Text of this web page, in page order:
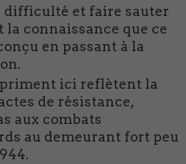
difficulté et faire sauter
connaissance que ce
en passant à la
ici reflètent la
de résistance,
aux combats
au demeurant fort peu